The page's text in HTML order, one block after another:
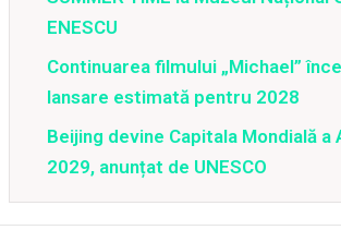
ENESCU
Continuarea filmului „Michael”
lansare estimată pentru 2028
Beijing devine Capitala Mondială
2029, anunțat de UNESCO